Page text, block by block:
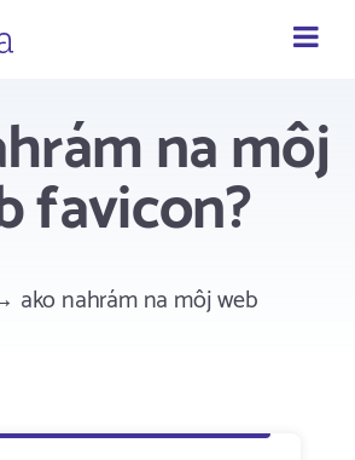
na môj
favicon?
nahrám na môj web